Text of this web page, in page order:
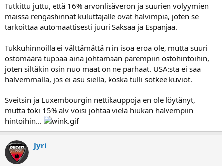
Tutkittu juttu, että 16% arvonlisäveron ja suurien volyymien
maissa rengashinnat kuluttajalle ovat halvimpia, joten se
tarkoittaa automaattisesti juuri Saksaa ja Espanjaa.
Tukkuhinnoilla ei välttämättä niin isoa eroa ole, mutta suuri
ostomäärä tuppaa aina johtamaan parempiin ostohintoihin,
joten siltäkin osin nuo maat on ne parhaat. USA:sta ei saa
halvemmalla, jos ei asu siellä, koska tulli sotkee kuviot.
Sveitsin ja Luxembourgin nettikauppoja en ole löytänyt,
mutta toki 15% alv voisi johtaa vielä hiukan halvempiin
hintoihin...
Jyri